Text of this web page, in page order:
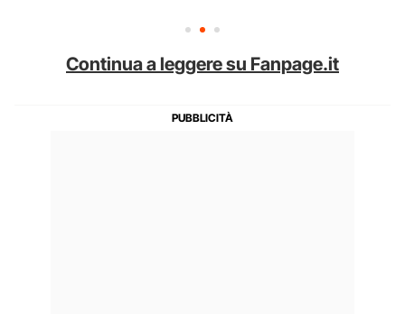
Continua a leggere su Fanpage.it